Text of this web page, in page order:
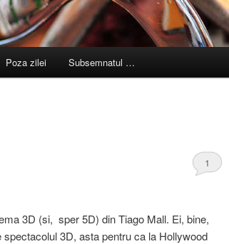
Poza zilei Subsemnatul …
1
3D (si, sper 5D) din Tiago Mall. Ei, bine,
3D, asta pentru ca la Hollywood